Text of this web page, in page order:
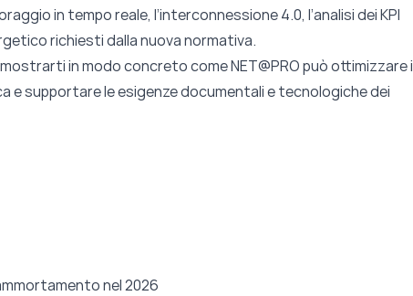
in tempo reale, l’interconnessione 4.0, l’analisi dei KPI
richiesti dalla nuova normativa.
in modo concreto come NET@PRO può ottimizzare i
e supportare le esigenze documentali e tecnologiche dei
nel 2026